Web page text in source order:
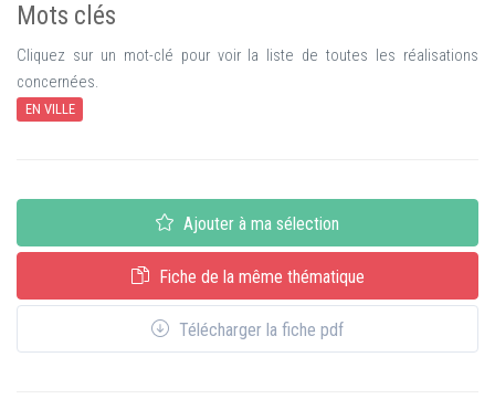
Mots clés
Cliquez sur un mot-clé pour voir la liste de toutes les réalisations
concernées.
EN VILLE
Ajouter à ma sélection
Fiche de la même thématique
Télécharger la fiche pdf